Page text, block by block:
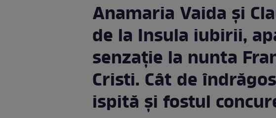
Anamaria Vaida și
de la Insula iubirii,
senzație la nunta
Cristi. Cât de
ispită și fostul